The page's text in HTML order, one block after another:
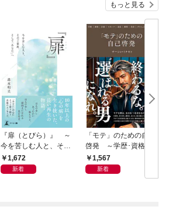
もっと見る
『扉（とびら）』 ～
今を苦しむ人と、その
ご家族、そして「あな
た」へ～
1,672
新着
「モテ」のための自己
啓発 ～学歴･資格･音
楽･スポーツ･身長･整
形･美容･ダイエット･
1,567
新着